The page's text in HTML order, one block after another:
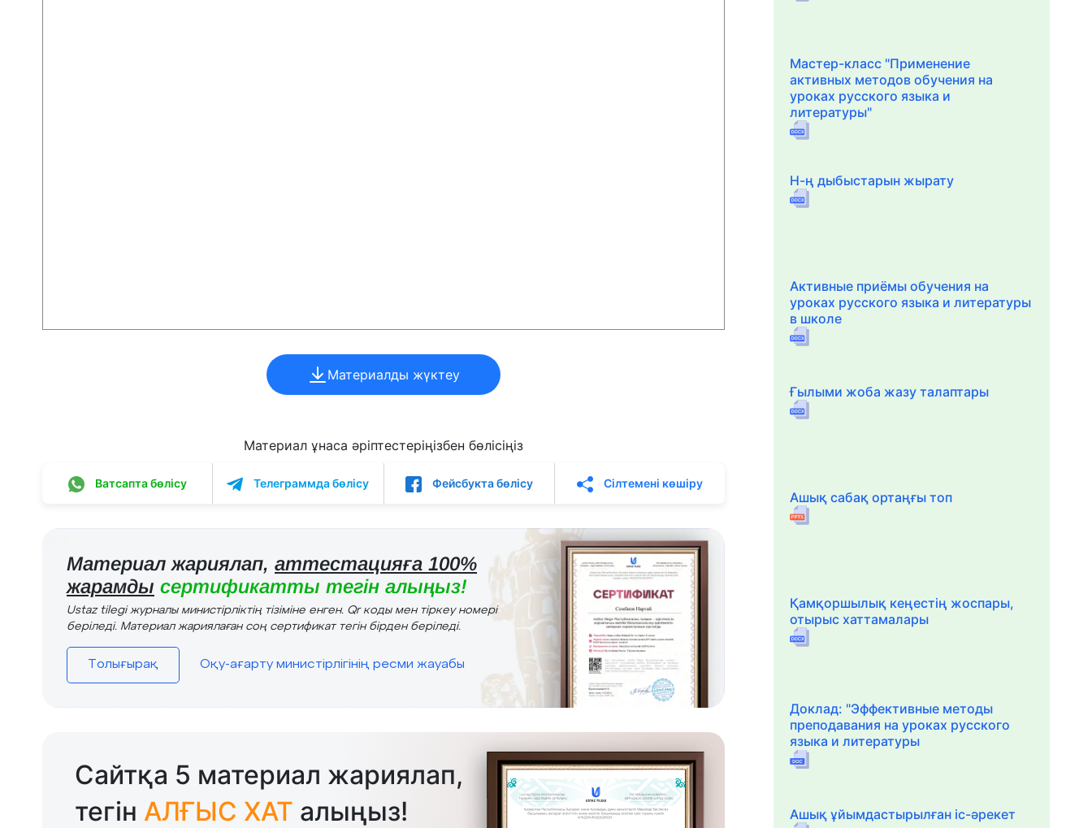
Материалды жүктеу
Материал ұнаса әріптестеріңізбен бөлісіңіз
Ватсапта бөлісу Телеграммда бөлісу Фейсбукта бөлісу Сілтемені көшіру
Материал жариялап, аттестацияға 100%
жарамды сертификатты тегін алыңыз!
Ustaz tilegi журналы министірліктің тізіміне енген. Qr коды мен тіркеу номері
беріледі. Материал жариялаған соң сертификат тегін бірден беріледі.
Толығырақ Оқу-ағарту министірлігінің ресми жауабы
Сайтқа 5 материал жариялап,
тегін АЛҒЫС ХАТ алыңыз!
Мастер-класс "Применение
активных методов обучения на
уроках русского языка и
литературы"
Н-ң дыбыстарын жырату
Активные приёмы обучения на
уроках русского языка и литературы
в школе
Ғылыми жоба жазу талаптары
Ашық сабақ ортаңғы топ
Қамқоршылық кеңестің жоспары,
отырыс хаттамалары
Доклад: "Эффективные методы
преподавания на уроках русского
языка и литературы
Ашық ұйымдастырылған іс-әрекет